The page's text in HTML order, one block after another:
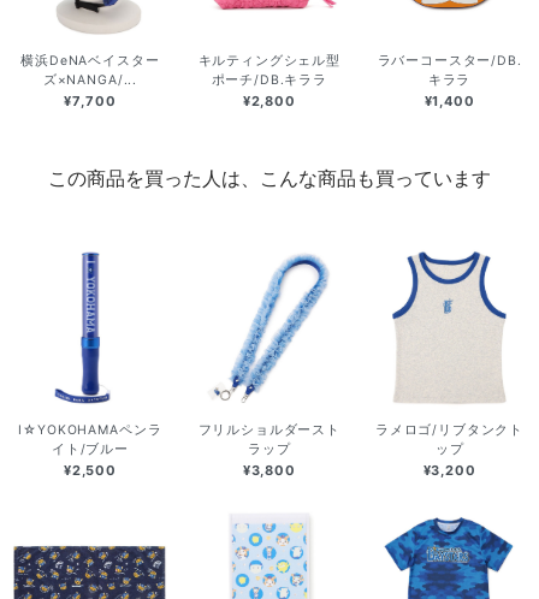
横浜DeNAベイスター
ズ×NANGA/...
¥7,700
キルティングシェル型
ポーチ/DB.キララ
¥2,800
ラバーコースター/DB.
キララ
¥1,400
この商品を買った人は、こんな商品も買っています
I☆YOKOHAMAペンラ
イト/ブルー
¥2,500
フリルショルダースト
ラップ
¥3,800
ラメロゴ/リブタンクト
ップ
¥3,200